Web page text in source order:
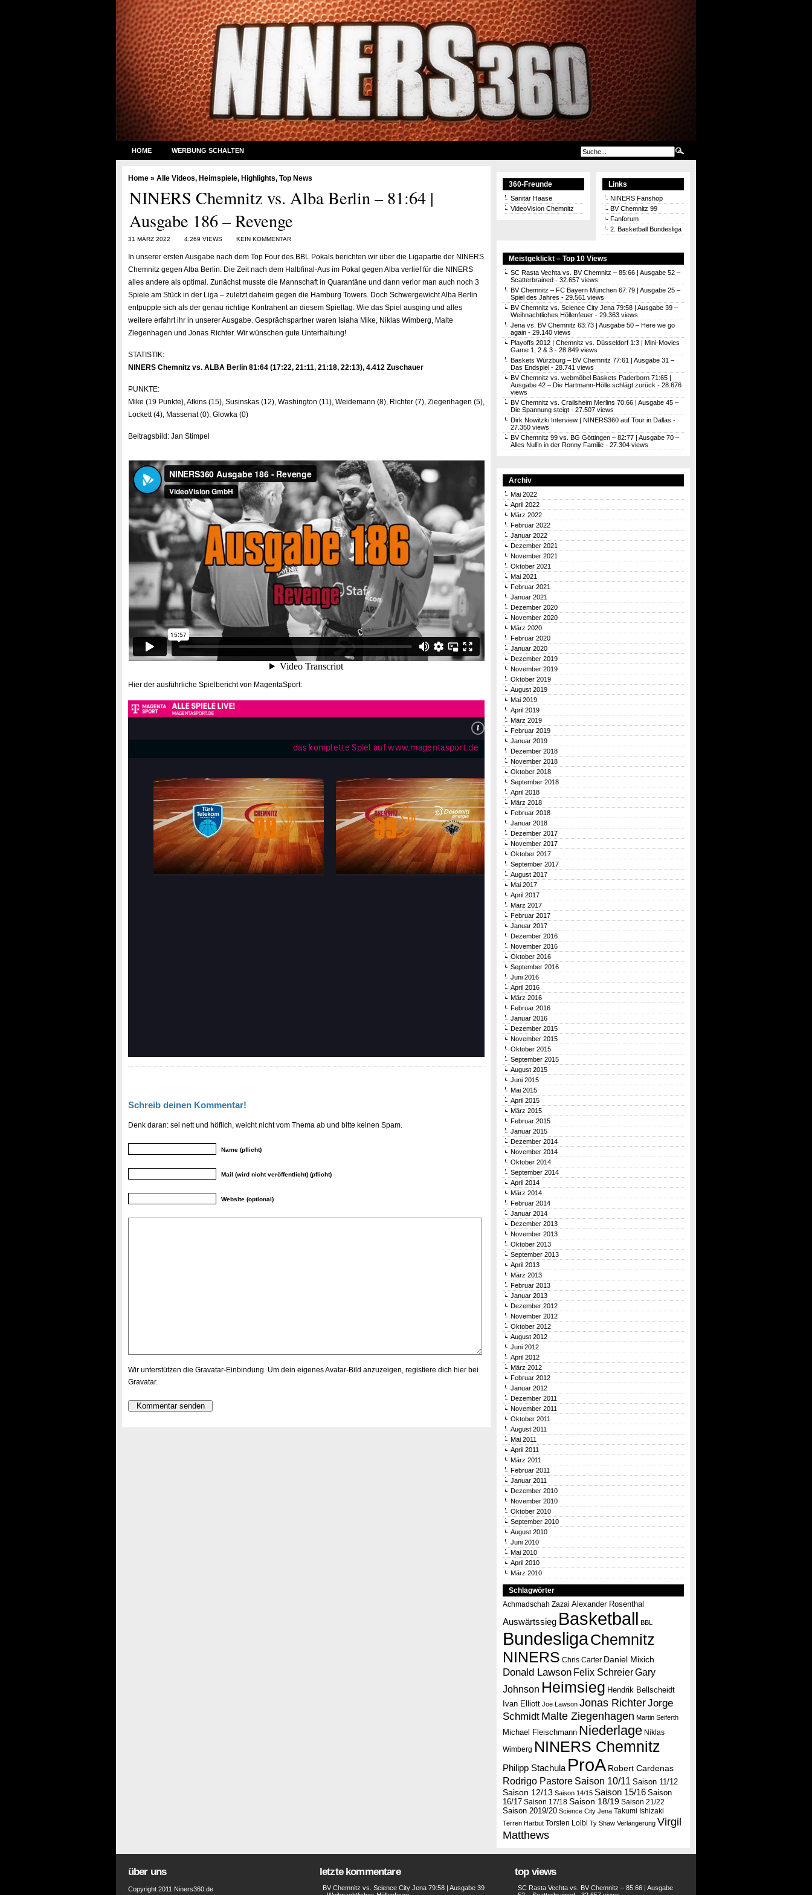
HOME WERBUNG SCHALTEN
Home » Alle Videos, Heimspiele, Highlights, Top News
NINERS Chemnitz vs. Alba Berlin – 81:64 |
Ausgabe 186 – Revenge
31 MÄRZ 2022 4.269 VIEWS KEIN KOMMENTAR
In unserer ersten Ausgabe nach dem Top Four des BBL Pokals berichten wir über die Ligapartie der NINERS
Chemnitz gegen Alba Berlin. Die Zeit nach dem Halbfinal-Aus im Pokal gegen Alba verlief für die NINERS
alles andere als optimal. Zunächst musste die Mannschaft in Quarantäne und dann verlor man auch noch 3
Spiele am Stück in der Liga – zuletzt daheim gegen die Hamburg Towers. Doch Schwergewicht Alba Berlin
entpuppte sich als der genau richtige Kontrahent an diesem Spieltag. Wie das Spiel ausging und alles
weitere erfahrt ihr in unserer Ausgabe. Gesprächspartner waren Isiaha Mike, Niklas Wimberg, Malte
Ziegenhagen und Jonas Richter. Wir wünschen gute Unterhaltung!
STATISTIK:
NINERS Chemnitz vs. ALBA Berlin 81:64 (17:22, 21:11, 21:18, 22:13), 4.412 Zuschauer
PUNKTE:
Mike (19 Punkte), Atkins (15), Susinskas (12), Washington (11), Weidemann (8), Richter (7), Ziegenhagen (5),
Lockett (4), Massenat (0), Glowka (0)
Beitragsbild: Jan Stimpel
Hier der ausführliche Spielbericht von MagentaSport:
Schreib deinen Kommentar!
Denk daran: sei nett und höflich, weicht nicht vom Thema ab und bitte keinen Spam.
Name (pflicht)
Mail (wird nicht veröffentlicht) (pflicht)
Website (optional)
Wir unterstützen die Gravatar-Einbindung. Um dein eigenes Avatar-Bild anzuzeigen, registiere dich hier bei
Gravatar.
360-Freunde
Sanitär Haase
VideoVision Chemnitz
Links
NINERS Fanshop
BV Chemnitz 99
Fanforum
2. Basketball Bundesliga
Meistgeklickt – Top 10 Views
SC Rasta Vechta vs. BV Chemnitz – 85:66 | Ausgabe 52 –
Scatterbrained - 32.657 views
BV Chemnitz – FC Bayern München 67:79 | Ausgabe 25 –
Spiel des Jahres - 29.561 views
BV Chemnitz vs. Science City Jena 79:58 | Ausgabe 39 –
Weihnachtliches Höllenfeuer - 29.363 views
Jena vs. BV Chemnitz 63:73 | Ausgabe 50 – Here we go
again - 29.140 views
Playoffs 2012 | Chemnitz vs. Düsseldorf 1:3 | Mini-Movies
Game 1, 2 & 3 - 28.849 views
Baskets Würzburg – BV Chemnitz 77:61 | Ausgabe 31 –
Das Endspiel - 28.741 views
BV Chemnitz vs. webmöbel Baskets Paderborn 71:65 |
Ausgabe 42 – Die Hartmann-Hölle schlägt zurück - 28.676
views
BV Chemnitz vs. Crailsheim Merlins 70:66 | Ausgabe 45 –
Die Spannung steigt - 27.507 views
Dirk Nowitzki Interview | NINERS360 auf Tour in Dallas -
27.350 views
BV Chemnitz 99 vs. BG Göttingen – 82:77 | Ausgabe 70 –
Alles Null’n in der Ronny Familie - 27.304 views
Archiv
Mai 2022
April 2022
März 2022
Februar 2022
Januar 2022
Dezember 2021
November 2021
Oktober 2021
Mai 2021
Februar 2021
Januar 2021
Dezember 2020
November 2020
März 2020
Februar 2020
Januar 2020
Dezember 2019
November 2019
Oktober 2019
August 2019
Mai 2019
April 2019
März 2019
Februar 2019
Januar 2019
Dezember 2018
November 2018
Oktober 2018
September 2018
April 2018
März 2018
Februar 2018
Januar 2018
Dezember 2017
November 2017
Oktober 2017
September 2017
August 2017
Mai 2017
April 2017
März 2017
Februar 2017
Januar 2017
Dezember 2016
November 2016
Oktober 2016
September 2016
Juni 2016
April 2016
März 2016
Februar 2016
Januar 2016
Dezember 2015
November 2015
Oktober 2015
September 2015
August 2015
Juni 2015
Mai 2015
April 2015
März 2015
Februar 2015
Januar 2015
Dezember 2014
November 2014
Oktober 2014
September 2014
April 2014
März 2014
Februar 2014
Januar 2014
Dezember 2013
November 2013
Oktober 2013
September 2013
April 2013
März 2013
Februar 2013
Januar 2013
Dezember 2012
November 2012
Oktober 2012
August 2012
Juni 2012
April 2012
März 2012
Februar 2012
Januar 2012
Dezember 2011
November 2011
Oktober 2011
August 2011
Mai 2011
April 2011
März 2011
Februar 2011
Januar 2011
Dezember 2010
November 2010
Oktober 2010
September 2010
August 2010
Juni 2010
Mai 2010
April 2010
März 2010
Schlagwörter
Achmadschah Zazai Alexander Rosenthal
Auswärtssieg Basketball BBL
BundesligaChemnitz
NINERS Chris Carter Daniel Mixich
Donald Lawson Felix SchreierGary
Johnson Heimsieg Hendrik Bellscheidt
Ivan Elliott Joe Lawson Jonas RichterJorge
Schmidt Malte Ziegenhagen Martin Seiferth
Michael Fleischmann Niederlage Niklas
Wimberg NINERS Chemnitz
Philipp Stachula ProA Robert Cardenas
Rodrigo Pastore Saison 10/11 Saison 11/12
Saison 12/13 Saison 14/15 Saison 15/16 Saison
16/17 Saison 17/18 Saison 18/19 Saison 21/22
Saison 2019/20 Science City Jena Takumi Ishizaki
Terren Harbut Torsten Loibl Ty Shaw Verlängerung Virgil
Matthews
über uns
Copyright 2011 Niners360.de
letzte kommentare
BV Chemnitz vs. Science City Jena 79:58 | Ausgabe 39
top views
SC Rasta Vechta vs. BV Chemnitz – 85:66 | Ausgabe